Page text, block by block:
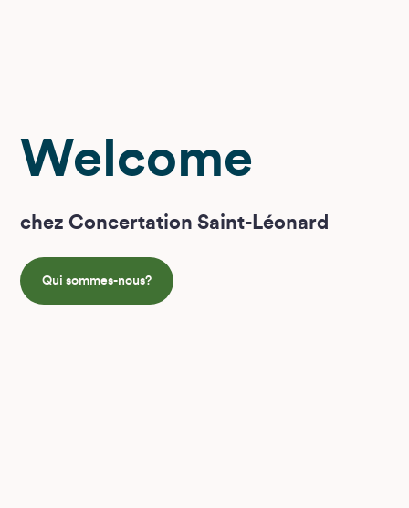
Welcome
chez Concertation Saint-Léonard
Qui sommes-nous?